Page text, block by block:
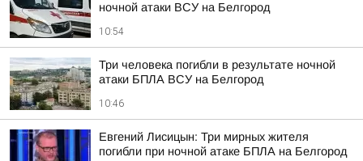
ночной атаки ВСУ на Белгород
10:54
Три человека погибли в результате ночной
атаки БПЛА ВСУ на Белгород
10:46
Евгений Лисицын: Три мирных жителя
погибли при ночной атаке БПЛА на Белгород